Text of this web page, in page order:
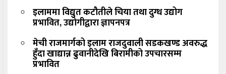
इलाममा विद्युत कटौतीले चिया तथा दुग्ध उद्योग
प्रभावित, उद्योगीद्वारा ज्ञापनपत्र
मेची राजमार्गको इलाम राजदुवाली सडकखण्ड अवरुद्ध
हुँदा खाद्यान्न ढुवानीदेखि बिरामीको उपचारसम्म
प्रभावित